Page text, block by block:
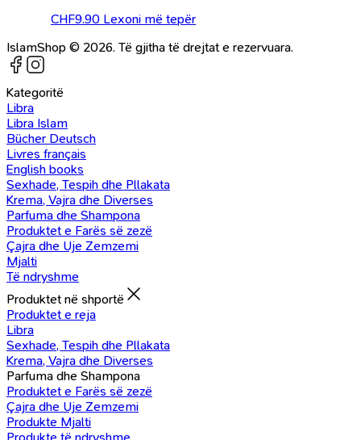
CHF9.90 Lexoni më tepër
IslamShop © 2026. Të gjitha të drejtat e rezervuara.
Kategoritë
Libra
Libra Islam
Bücher Deutsch
Livres français
English books
Sexhade, Tespih dhe Pllakata
Krema, Vajra dhe Diverses
Parfuma dhe Shampona
Produktet e Farës së zezë
Çajra dhe Uje Zemzemi
Mjalti
Të ndryshme
Produktet në shportë
Produktet e reja
Libra
Sexhade, Tespih dhe Pllakata
Krema, Vajra dhe Diverses
Parfuma dhe Shampona
Produktet e Farës së zezë
Çajra dhe Uje Zemzemi
Produkte Mjalti
Produkte të ndryshme